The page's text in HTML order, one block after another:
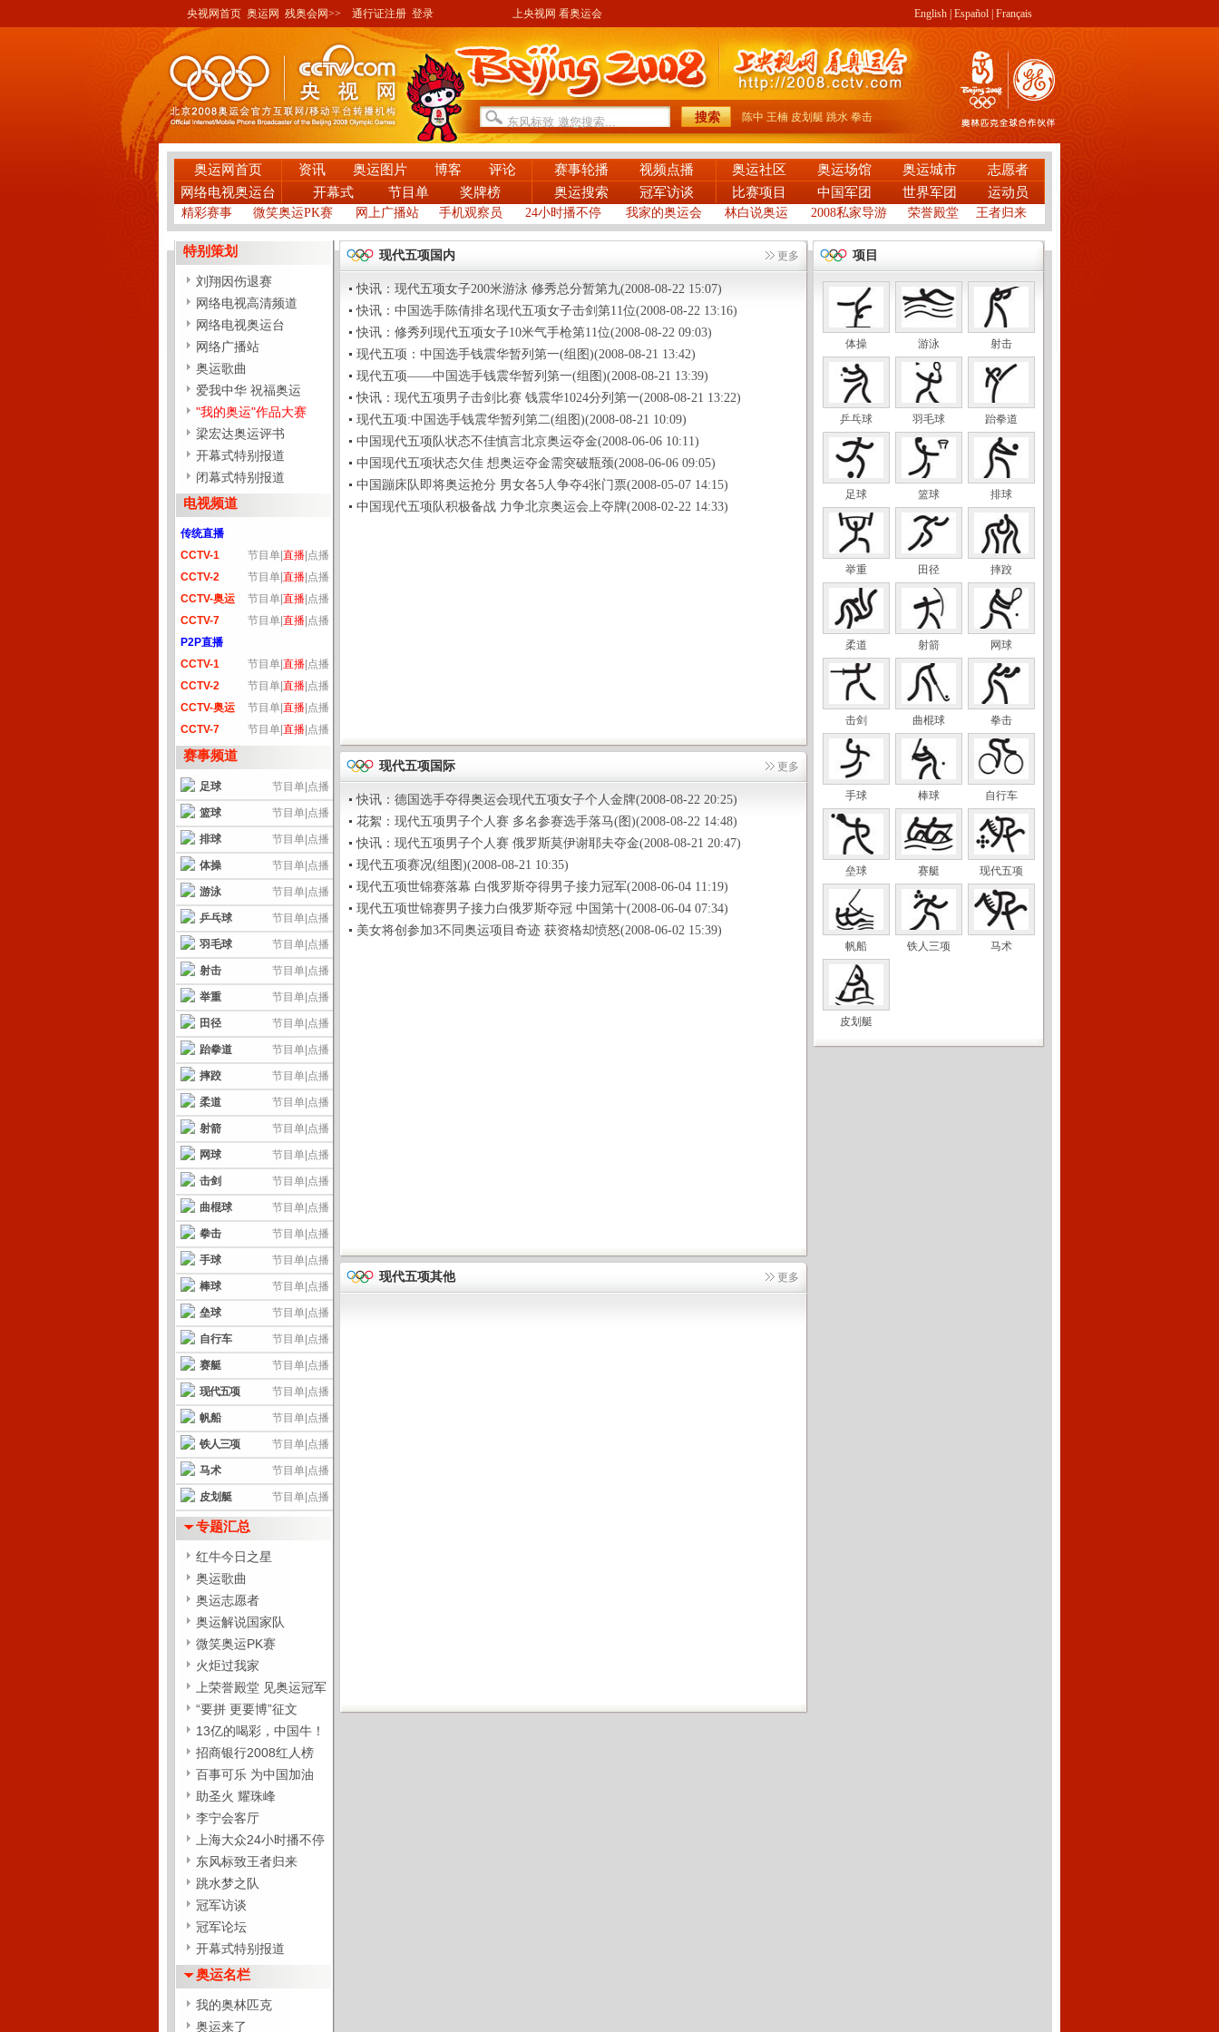
央视网首页 奥运网 残奥会网>> 通行证注册 登录 上央视网 看奥运会 English Español Français
陈中 王楠 皮划艇 跳水 拳击
奥运网首页 资讯 奥运图片 博客 评论 赛事轮播 视频点播 奥运社区 奥运场馆 奥运城市
志愿者
网络电视奥运台
开幕式 节目单 奖牌榜 奥运搜索 冠军访谈 比赛项目 中国军团 世界军团 运动员
精彩赛事 微笑奥运PK赛 网上广播站 手机观察员 24小时播不停 我家的奥运会 林白说奥运 2008私家导游 荣誉殿堂 王者归来
特别策划
刘翔因伤退赛
网络电视高清频道
网络电视奥运台
网络广播站
奥运歌曲
爱我中华 祝福奥运
"我的奥运"作品大赛
梁宏达奥运评书
开幕式特别报道
闭幕式特别报道
电视频道
传统直播
节目单 直播 点播
CCTV-1
节目单 直播 点播
CCTV-2
节目单 直播 点播
CCTV-奥运
节目单 直播 点播
CCTV-7
P2P直播
节目单 直播 点播
CCTV-1
节目单 直播 点播
CCTV-2
节目单 直播 点播
CCTV-奥运
节目单 直播 点播
CCTV-7
赛事频道
节目单 点播
足球
节目单 点播
篮球
节目单 点播
排球
节目单 点播
体操
节目单 点播
游泳
节目单 点播
乒乓球
节目单 点播
羽毛球
节目单 点播
射击
节目单 点播
举重
节目单 点播
田径
节目单 点播
跆拳道
节目单 点播
摔跤
节目单 点播
柔道
节目单 点播
射箭
节目单 点播
网球
节目单 点播
击剑
节目单 点播
曲棍球
节目单 点播
拳击
节目单 点播
手球
节目单 点播
棒球
节目单 点播
垒球
节目单 点播
自行车
节目单 点播
赛艇
节目单 点播
现代五项
节目单 点播
帆船
节目单 点播
铁人三项
节目单 点播
马术
节目单 点播
皮划艇
专题汇总
红牛今日之星
奥运歌曲
奥运志愿者
奥运解说国家队
微笑奥运PK赛
火炬过我家
上荣誉殿堂 见奥运冠军
“要拼 更要博”征文
13亿的喝彩，中国牛！
招商银行2008红人榜
百事可乐 为中国加油
助圣火 耀珠峰
李宁会客厅
上海大众24小时播不停
东风标致王者归来
跳水梦之队
冠军访谈
冠军论坛
开幕式特别报道
奥运名栏
我的奥林匹克
奥运来了
现代五项国内 更多
快讯：现代五项女子200米游泳 修秀总分暂第九(2008-08-22 15:07)
快讯：中国选手陈倩排名现代五项女子击剑第11位(2008-08-22 13:16)
快讯：修秀列现代五项女子10米气手枪第11位(2008-08-22 09:03)
现代五项：中国选手钱震华暂列第一(组图)(2008-08-21 13:42)
现代五项——中国选手钱震华暂列第一(组图)(2008-08-21 13:39)
快讯：现代五项男子击剑比赛 钱震华1024分列第一(2008-08-21 13:22)
现代五项:中国选手钱震华暂列第二(组图)(2008-08-21 10:09)
中国现代五项队状态不佳慎言北京奥运夺金(2008-06-06 10:11)
中国现代五项状态欠佳 想奥运夺金需突破瓶颈(2008-06-06 09:05)
中国蹦床队即将奥运抢分 男女各5人争夺4张门票(2008-05-07 14:15)
中国现代五项队积极备战 力争北京奥运会上夺牌(2008-02-22 14:33)
现代五项国际 更多
快讯：德国选手夺得奥运会现代五项女子个人金牌(2008-08-22 20:25)
花絮：现代五项男子个人赛 多名参赛选手落马(图)(2008-08-22 14:48)
快讯：现代五项男子个人赛 俄罗斯莫伊谢耶夫夺金(2008-08-21 20:47)
现代五项赛况(组图)(2008-08-21 10:35)
现代五项世锦赛落幕 白俄罗斯夺得男子接力冠军(2008-06-04 11:19)
现代五项世锦赛男子接力白俄罗斯夺冠 中国第十(2008-06-04 07:34)
美女将创参加3不同奥运项目奇迹 获资格却愤怒(2008-06-02 15:39)
现代五项其他 更多
项目
体操 游泳 射击
乒乓球 羽毛球 跆拳道
足球 篮球 排球
举重 田径 摔跤
柔道 射箭 网球
击剑 曲棍球 拳击
手球 棒球 自行车
垒球 赛艇 现代五项
帆船 铁人三项 马术
皮划艇